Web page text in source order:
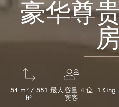
豪华尊
54 m² / 581
ft²
最大容量 4 位
宾客
1 King